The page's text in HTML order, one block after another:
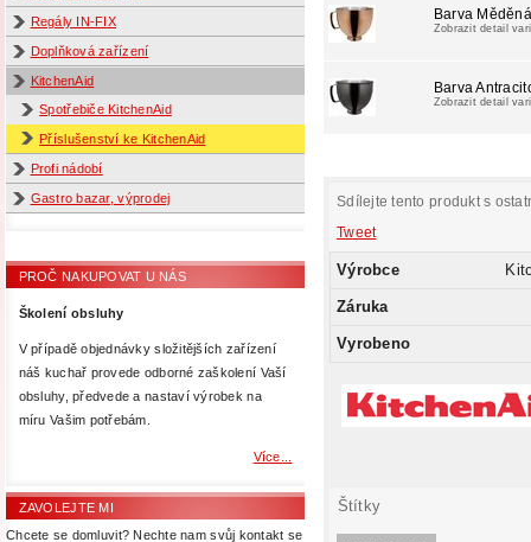
Regály IN-FIX
Doplňková zařízení
KitchenAid
Spotřebiče KitchenAid
Příslušenství ke KitchenAid
Profi nádobí
Gastro bazar, výprodej
PROČ NAKUPOVAT U NÁS
Školení obsluhy
V případě objednávky složitějších zařízení
náš kuchař provede odborné zaškolení Vaší
obsluhy, předvede a nastaví výrobek na
míru Vašim potřebám.
Více...
ZAVOLEJTE MI
Chcete se domluvit? Nechte nam svůj kontakt se
Barva Měděná
Zobrazit detail
Barva
Zobrazit detail
Sdílejte tento produkt s
Tweet
Výrobce
Záruka
Vyrobeno
Štítky